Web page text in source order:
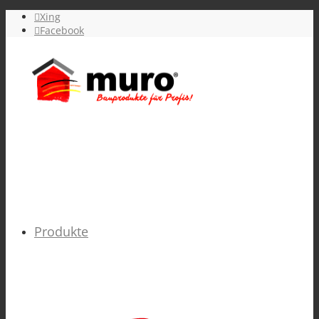
Xing
Facebook
Produkte